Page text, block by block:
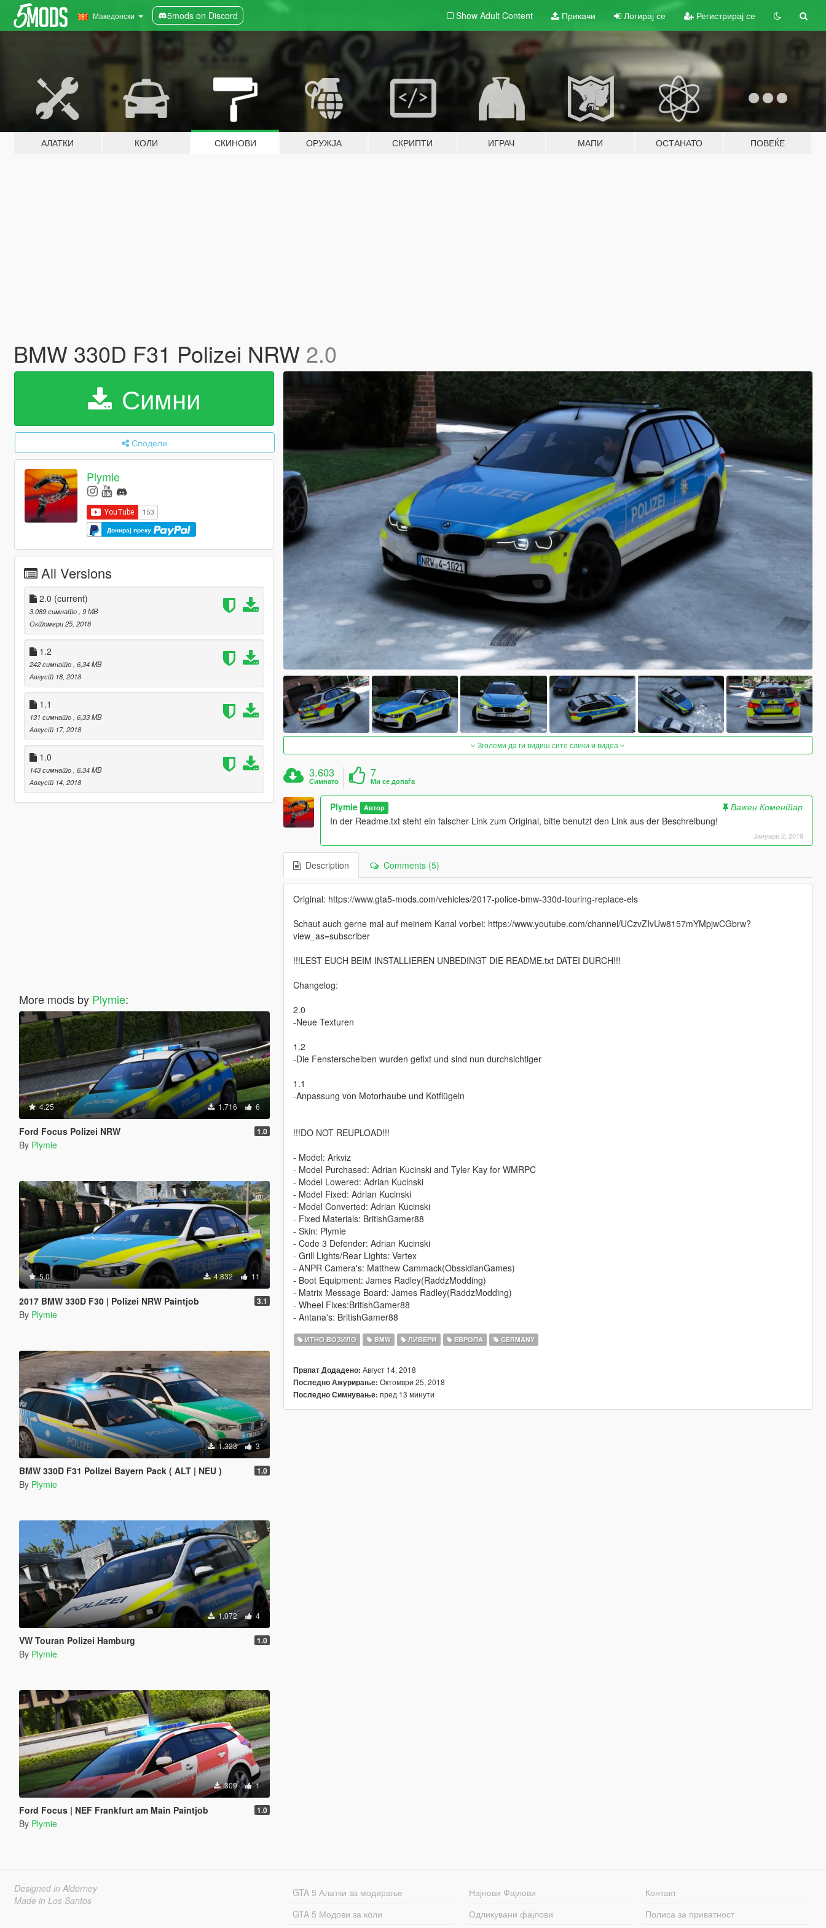
Македонски 5mods on Discord Show Adult Content Прикачи Логирај се Регистрирај се
АЛАТКИ КОЛИ СКИНОВИ ОРУЖЈА СКРИПТИ ИГРАЧ МАПИ ОСТАНАТО ПОВЕЌЕ
BMW 330D F31 Polizei NRW 2.0
Симни
Сподели
Plymie
Донирај преку
All Versions
2.0 (current)
3.089 симнато , 9 MB
Октомври 25, 2018
1.2
242 симнато , 6,34 MB
Август 18, 2018
1.1
131 симнато , 6,33 MB
Август 17, 2018
1.0
143 симнато , 6,34 MB
Август 14, 2018
More mods by Plymie:
4.25 1.716 6
Ford Focus Polizei NRW 1.0
By Plymie
5.0 4.832 11
2017 BMW 330D F30 | Polizei NRW Paintjob 3.1
By Plymie
1.323 3
BMW 330D F31 Polizei Bayern Pack ( ALT | NEU ) 1.0
By Plymie
1.072 4
VW Touran Polizei Hamburg 1.0
By Plymie
309 1
Ford Focus | NEF Frankfurt am Main Paintjob 1.0
By Plymie
Зголеми да ги видиш сите слики и видеа
3.603
Симнато
7
Ми се допаѓа
Plymie Автор
Важен Коментар
In der Readme.txt steht ein falscher Link zum Original, bitte benutzt den Link aus der Beschreibung!
Јануари 2, 2019
Description Comments (5)
Original: https://www.gta5-mods.com/vehicles/2017-police-bmw-330d-touring-replace-els
Schaut auch gerne mal auf meinem Kanal vorbei: https://www.youtube.com/channel/UCzvZIvUw8157mYMpjwCGbrw?
view_as=subscriber
!!!LEST EUCH BEIM INSTALLIEREN UNBEDINGT DIE README.txt DATEI DURCH!!!
Changelog:
2.0
-Neue Texturen
1.2
-Die Fensterscheiben wurden gefixt und sind nun durchsichtiger
1.1
-Anpassung von Motorhaube und Kotflügeln
!!!DO NOT REUPLOAD!!!
- Model: Arkviz
- Model Purchased: Adrian Kucinski and Tyler Kay for WMRPC
- Model Lowered: Adrian Kucinski
- Model Fixed: Adrian Kucinski
- Model Converted: Adrian Kucinski
- Fixed Materials: BritishGamer88
- Skin: Plymie
- Code 3 Defender: Adrian Kucinski
- Grill Lights/Rear Lights: Vertex
- ANPR Camera's: Matthew Cammack(ObssidianGames)
- Boot Equipment: James Radley(RaddzModding)
- Matrix Message Board: James Radley(RaddzModding)
- Wheel Fixes:BritishGamer88
- Antana's: BritishGamer88
ИТНО ВОЗИЛО BMW ЛИВЕРИ ЕВРОПА GERMANY
Првпат Додадено: Август 14, 2018
Последно Ажурирање: Октомври 25, 2018
Последно Симнување: пред 13 минути
Designed in Alderney
Made in Los Santos
GTA 5 Алатки за модирање
GTA 5 Модови за коли
Најнови Фајлови
Одликувани фајлови
Контакт
Полиса за приватност